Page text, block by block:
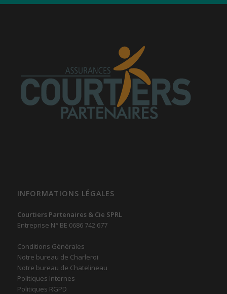
INFORMATIONS LÉGALES
Courtiers Partenaires & Cie SPRL
Entreprise N° BE 0686 742 677
Conditions Générales
Notre bureau de Charleroi
Notre bureau de Chatelineau
Politiques Internes
Politiques RGPD